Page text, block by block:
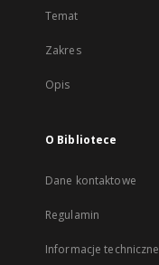
Temat
Zakres
Opis
O Bibliotece
Dane kontaktowe
Regulamin
Informacje techniczne